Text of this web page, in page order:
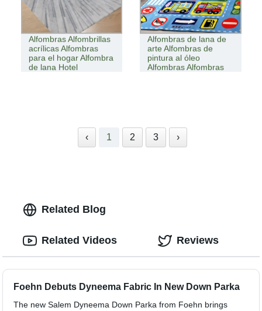
Alfombras Alfombrillas
acrílicas Alfombras
para el hogar Alfombra
de lana Hotel
Alfombras de lana de
arte Alfombras de
pintura al óleo
Alfombras Alfombras
‹ 1 2 3 ›
Related Blog
Foehn Debuts Dyneema Fabric In New Down Parka
The new Salem Dyneema Down Parka from Foehn brings
Related Videos Reviews